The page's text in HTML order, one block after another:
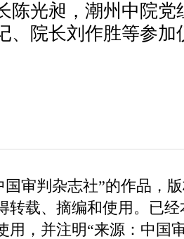
陈光昶，潮州中院
、院长刘作胜等参加
审判杂志社”的作品，
转载、摘编和使用。已
用，并注明“来源：中国